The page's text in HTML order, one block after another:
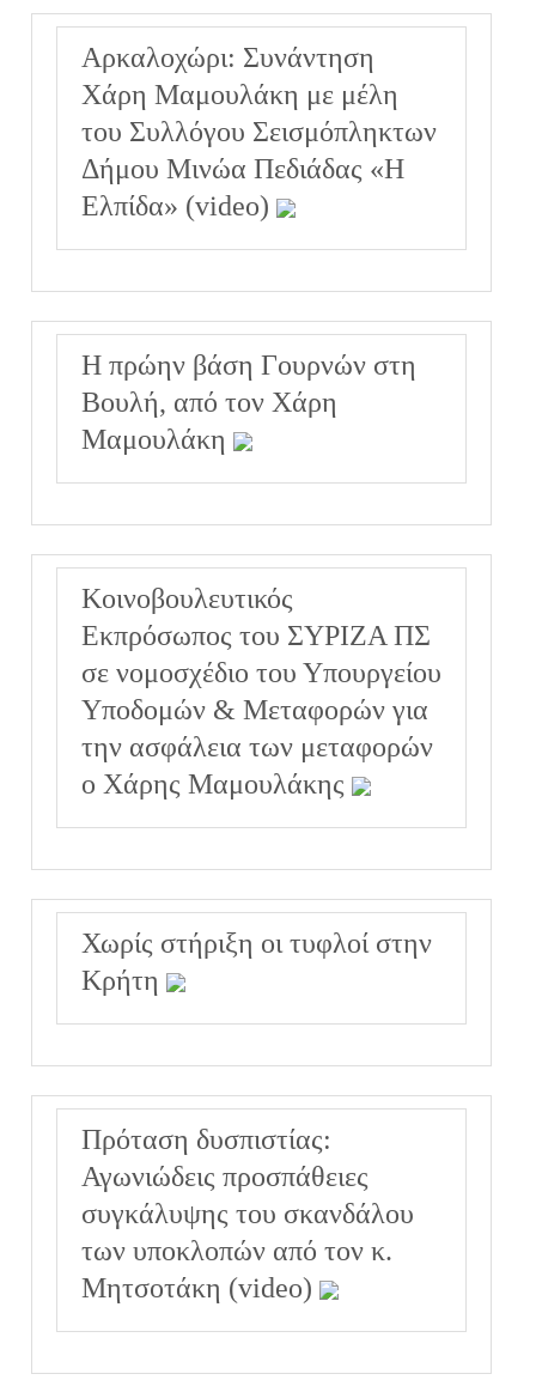
Αρκαλοχώρι: Συνάντηση
Χάρη Μαμουλάκη με μέλη
του Συλλόγου Σεισμόπληκτων
Δήμου Μινώα Πεδιάδας «Η
Ελπίδα» (video)
Η πρώην βάση Γουρνών στη
Βουλή, από τον Χάρη
Μαμουλάκη
Κοινοβουλευτικός
Εκπρόσωπος του ΣΥΡΙΖΑ ΠΣ
σε νομοσχέδιο του Υπουργείου
Υποδομών & Μεταφορών για
την ασφάλεια των μεταφορών
ο Χάρης Μαμουλάκης
Χωρίς στήριξη οι τυφλοί στην
Κρήτη
Πρόταση δυσπιστίας:
Αγωνιώδεις προσπάθειες
συγκάλυψης του σκανδάλου
των υποκλοπών από τον κ.
Μητσοτάκη (video)